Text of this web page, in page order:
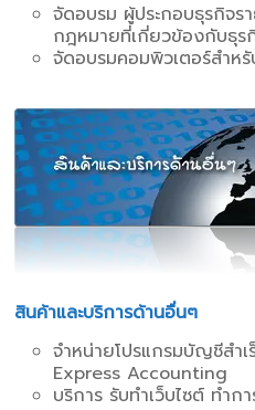
จัดอบรม ผู้ประกอบธุรกิจร
กฎหมายที่เกี่ยวข้องกับธุร
จัดอบรมคอมพิวเตอร์สำห
สินค้าและบริการด้านอื่นๆ
จำหน่ายโปรแกรมบัญชีสำ
Express Accounting
บริการ รับทำเว็บไซต์ ทำก